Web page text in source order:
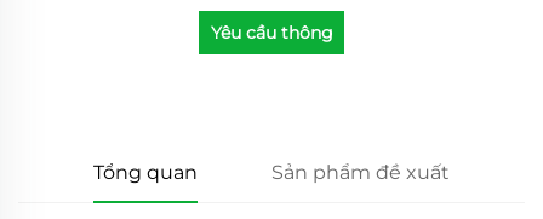
Yêu cầu thông
Tổng quan Sản phẩm đề xuất